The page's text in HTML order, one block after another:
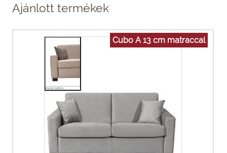
Ajánlott termékek
Cubo A 13 cm matraccal